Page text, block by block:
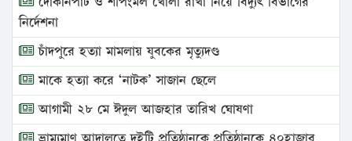
নির্দেশনা
চাঁদপুরে হত্যা মামলায় যুবকের মৃত্যুদণ্ড
মাকে হত্যা করে ‘নাটক’ সাজান ছেলে
আগামী ২৮ মে ঈদুল আজহার তারিখ ঘোষণা